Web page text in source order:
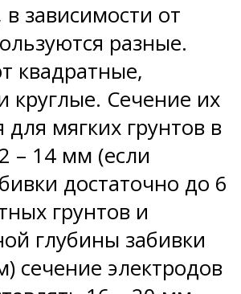
зависимости от
разные.
квадратные,
круглые. Сечение их
для мягких грунтов в
– 14 мм (если
достаточно до 6
грунтов и
глубины забивки
сечение электродов